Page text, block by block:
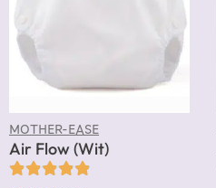
MOTHER-EASE
Air Flow (Wit)